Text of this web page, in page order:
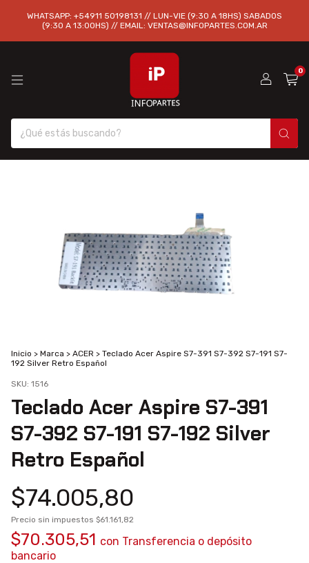
WHATSAPP: +54911 50198131 // LUN-VIE (9:30 A 18HS) SABADOS
(9:30 A 13:00HS) // EMAIL: VENTAS@INFOPARTES.COM.AR
0
Inicio > Marca > ACER > Teclado Acer Aspire S7-391 S7-392 S7-191 S7-
192 Silver Retro Español
SKU: 1516
Teclado Acer Aspire S7-391
S7-392 S7-191 S7-192 Silver
Retro Español
$74.005,80
Precio sin impuestos $61.161,82
$70.305,51 con Transferencia o depósito
bancario